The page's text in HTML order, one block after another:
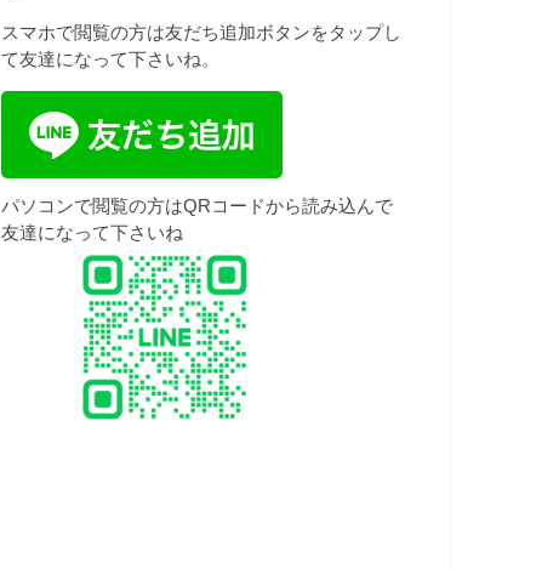
スマホで閲覧の方は友だち追加ボタンをタップし
て友達になって下さいね。
パソコンで閲覧の方はQRコードから読み込んで
友達になって下さいね